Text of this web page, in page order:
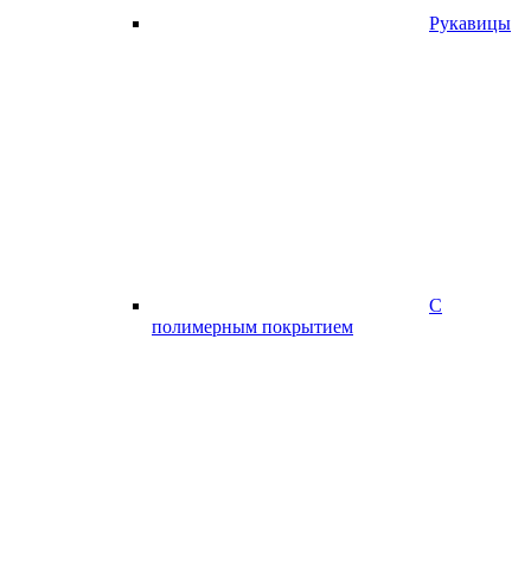
Рукавицы
С
полимерным покрытием